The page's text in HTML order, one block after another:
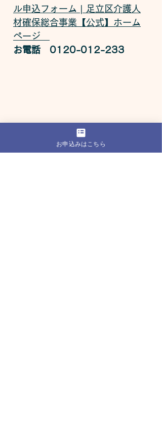
ル申込フォーム | 足立区介護人
材確保総合事業【公式】ホーム
ページ
お電話　0120-012-233
お申込みはこちら